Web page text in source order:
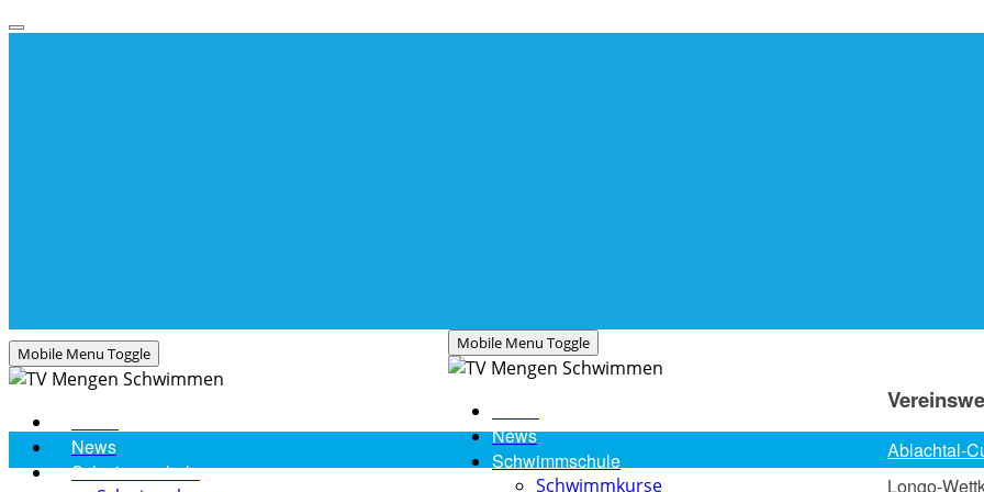
Mobile Menu Toggle
News
Schwimmschule
Mobile Menu Toggle
News
Schwimmschule
Schwimmkurse
Ablachtal-
Longo-